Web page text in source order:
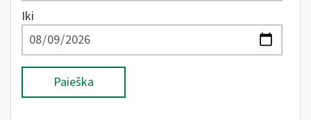
Iki
Paieška